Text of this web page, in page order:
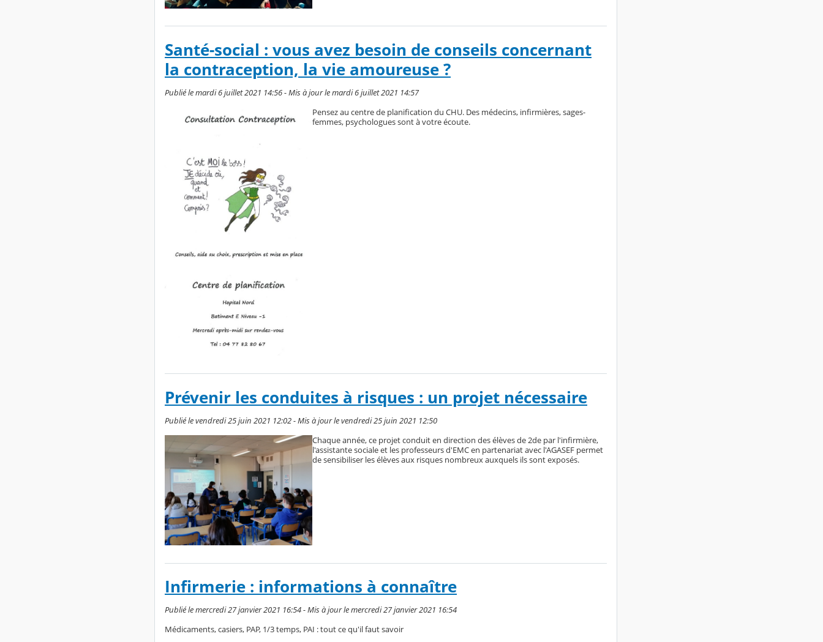
Santé-social : vous avez besoin de conseils concernant
la contraception, la vie amoureuse ?
Publié le mardi 6 juillet 2021 14:56 - Mis à jour le mardi 6 juillet 2021 14:57
Pensez au centre de planification du CHU. Des médecins, infirmières, sages-
femmes, psychologues sont à votre écoute.
Prévenir les conduites à risques : un projet nécessaire
Publié le vendredi 25 juin 2021 12:02 - Mis à jour le vendredi 25 juin 2021 12:50
Chaque année, ce projet conduit en direction des élèves de 2de par l'infirmière,
l'assistante sociale et les professeurs d'EMC en partenariat avec l'AGASEF permet
de sensibiliser les élèves aux risques nombreux auxquels ils sont exposés.
Infirmerie : informations à connaître
Publié le mercredi 27 janvier 2021 16:54 - Mis à jour le mercredi 27 janvier 2021 16:54
Médicaments, casiers, PAP, 1/3 temps, PAI : tout ce qu'il faut savoir